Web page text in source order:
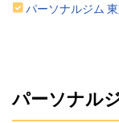
パーソナルジム
パーソナル